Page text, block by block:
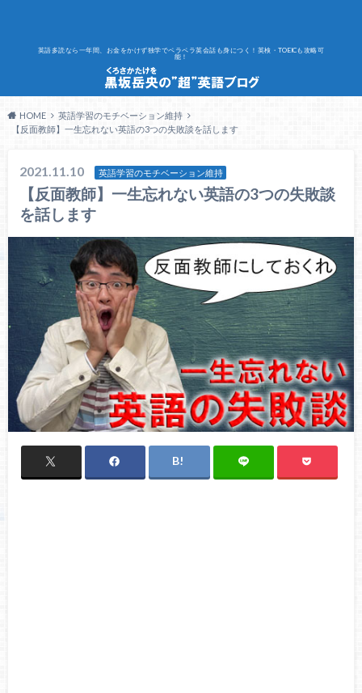
英語多読なら一年間、お金をかけず独学でペラペラ英会話も身につく！英検・TOEICも攻略可
能！
HOME
英語学習のモチベーション維持
【反面教師】一生忘れない英語の3つの失敗談を話します
2021.11.10 英語学習のモチベーション維持
【反面教師】一生忘れない英語の3つの失敗談
を話します